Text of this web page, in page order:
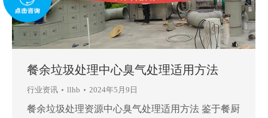
餐余垃圾处理中心臭气处理适用方法
行业资讯 llhb 2024年5月9日
餐余垃圾处理资源中心臭气处理适用方法 鉴于餐厨